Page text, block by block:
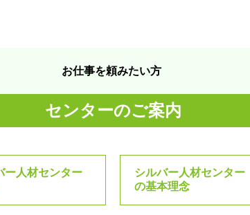
お仕事を頼みたい方
センターのご案内
ー人材センター
シルバー人材センター
の基本理念